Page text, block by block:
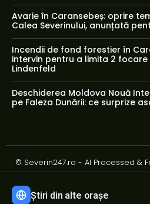
Avarie în Caransebeș: oprire
Calea Severinului, anunțată
Incendii de fond forestier în
intervin pentru a limita 2 focare
Lindenfeld
Deschiderea Moldova Nouă
pe Faleza Dunării: ce surprize
© Severin247.ro - AI Processed &
Știri din alte orașe